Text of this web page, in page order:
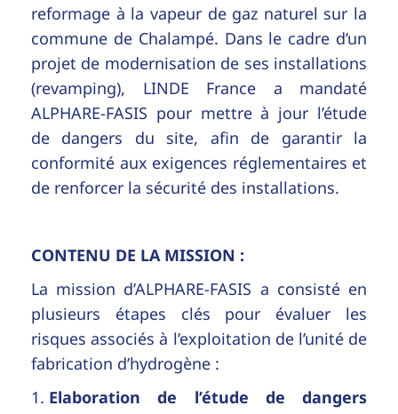
reformage à la vapeur de gaz naturel sur la
commune de Chalampé. Dans le cadre d’un
projet de modernisation de ses installations
(revamping), LINDE France a mandaté
ALPHARE-FASIS pour mettre à jour l’étude
de dangers du site, afin de garantir la
conformité aux exigences réglementaires et
de renforcer la sécurité des installations.
CONTENU DE LA MISSION :
La mission d’ALPHARE-FASIS a consisté en
plusieurs étapes clés pour évaluer les
risques associés à l’exploitation de l’unité de
fabrication d’hydrogène :
Elaboration de l’étude de dangers